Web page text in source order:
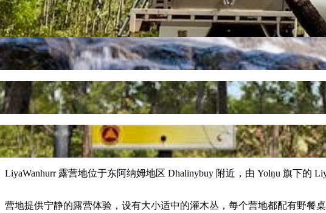
LiyaWanhurr 露营地位于东阿纳姆地区 Dhalinybuy 附近，由 Yolŋu 旗下的
营地提供宁静的露营体验，设有大小适中的灌木丛，每个营地都配有野餐